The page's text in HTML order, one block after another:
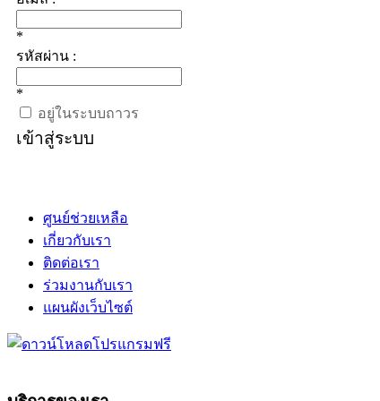
*
รหัสผ่าน :
*
อยู่ในระบบถาวร
เข้าสู่ระบบ
ศูนย์ช่วยเหลือ
เกี่ยวกับเรา
ติดต่อเรา
ร่วมงานกับเรา
แผนผังเว็บไซต์